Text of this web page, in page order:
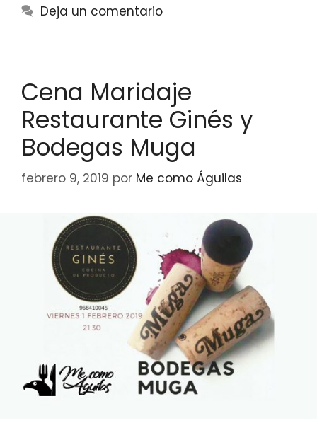
Deja un comentario
Cena Maridaje
Restaurante Ginés y
Bodegas Muga
febrero 9, 2019 por Me como Águilas